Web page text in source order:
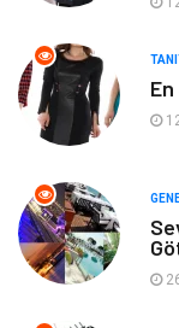
Ev Dekorasyon
Anne & Çocuk
Ev İşleri